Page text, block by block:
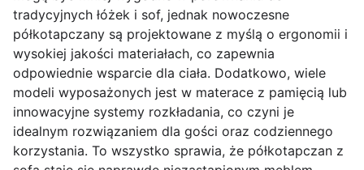
tradycyjnych łóżek i sof, jednak nowoczesne
półkotapczany są projektowane z myślą o ergonomii i
wysokiej jakości materiałach, co zapewnia
odpowiednie wsparcie dla ciała. Dodatkowo, wiele
modeli wyposażonych jest w materace z pamięcią lub
innowacyjne systemy rozkładania, co czyni je
idealnym rozwiązaniem dla gości oraz codziennego
korzystania. To wszystko sprawia, że półkotapczan z